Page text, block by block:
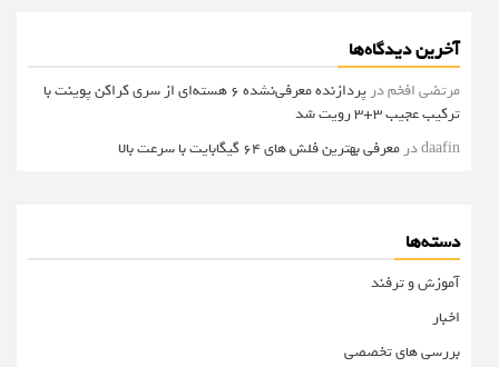
آخرین دیدگاه‌ها
مرتضی افخمدر
پردازنده معرفی‌نشده 6 هسته‌ای از سری کراکن پوینت با
ترکیب عجیب 3+3 رویت شد
daafinدر معرفی بهترین فلش های 64 گیگابایت با سرعت بالا
دسته‌ها
آموزش و ترفند
اخبار
بررسی های تخصصی